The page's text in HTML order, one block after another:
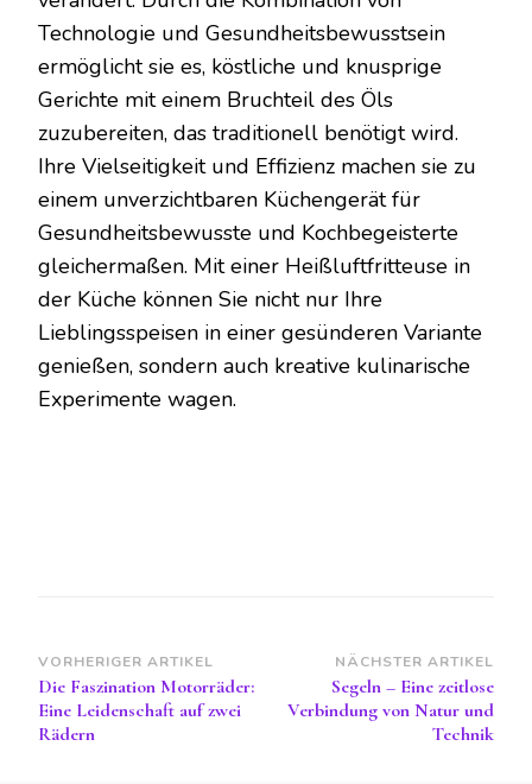
Technologie und Gesundheitsbewusstsein
ermöglicht sie es, köstliche und knusprige
Gerichte mit einem Bruchteil des Öls
zuzubereiten, das traditionell benötigt wird.
Ihre Vielseitigkeit und Effizienz machen sie zu
einem unverzichtbaren Küchengerät für
Gesundheitsbewusste und Kochbegeisterte
gleichermaßen. Mit einer Heißluftfritteuse in
der Küche können Sie nicht nur Ihre
Lieblingsspeisen in einer gesünderen Variante
genießen, sondern auch kreative kulinarische
Experimente wagen.
Beitragsnavigation
VORHERIGER ARTIKEL
Die Faszination Motorräder:
Eine Leidenschaft auf zwei
Rädern
NÄCHSTER ARTIKEL
Segeln – Eine zeitlose
Verbindung von Natur und
Technik